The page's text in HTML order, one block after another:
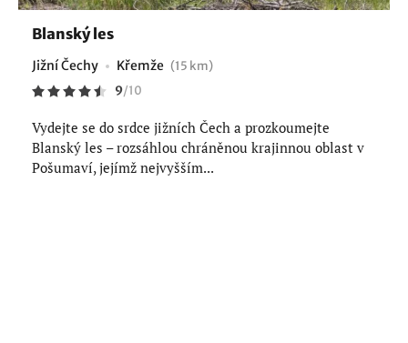
Blanský les
Jižní Čechy Křemže (15 km)
9/10
Vydejte se do srdce jižních Čech a prozkoumejte
Blanský les – rozsáhlou chráněnou krajinnou oblast v
Pošumaví, jejímž nejvyšším...